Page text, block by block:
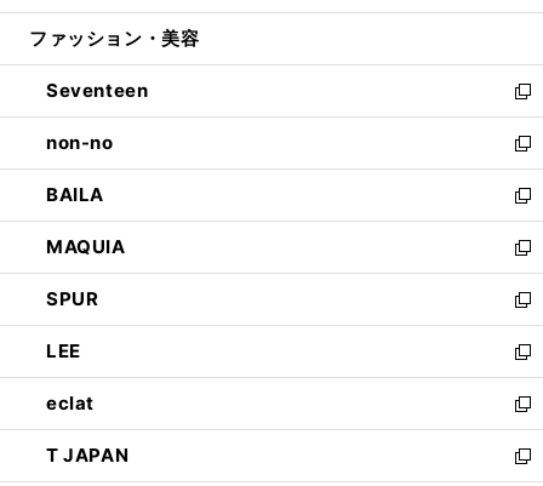
開
ウ
開
く
ン
ウ
で
開
く
ウ
ン
ド
ウ
で
開
く
ファッション・美容
Seventeen
新
し
い
ウ
ィ
ン
ド
ウ
で
開
く
non-no
新
し
い
ウ
ィ
ン
ド
ウ
で
開
く
BAILA
新
し
い
ウ
ィ
ン
ド
ウ
で
開
く
MAQUIA
新
し
い
ウ
ィ
ン
ド
ウ
で
開
SPUR
新
し
い
ウ
ィ
ン
ド
LEE
新
し
い
ウ
ィ
eclat
新
し
い
T JAPAN
新